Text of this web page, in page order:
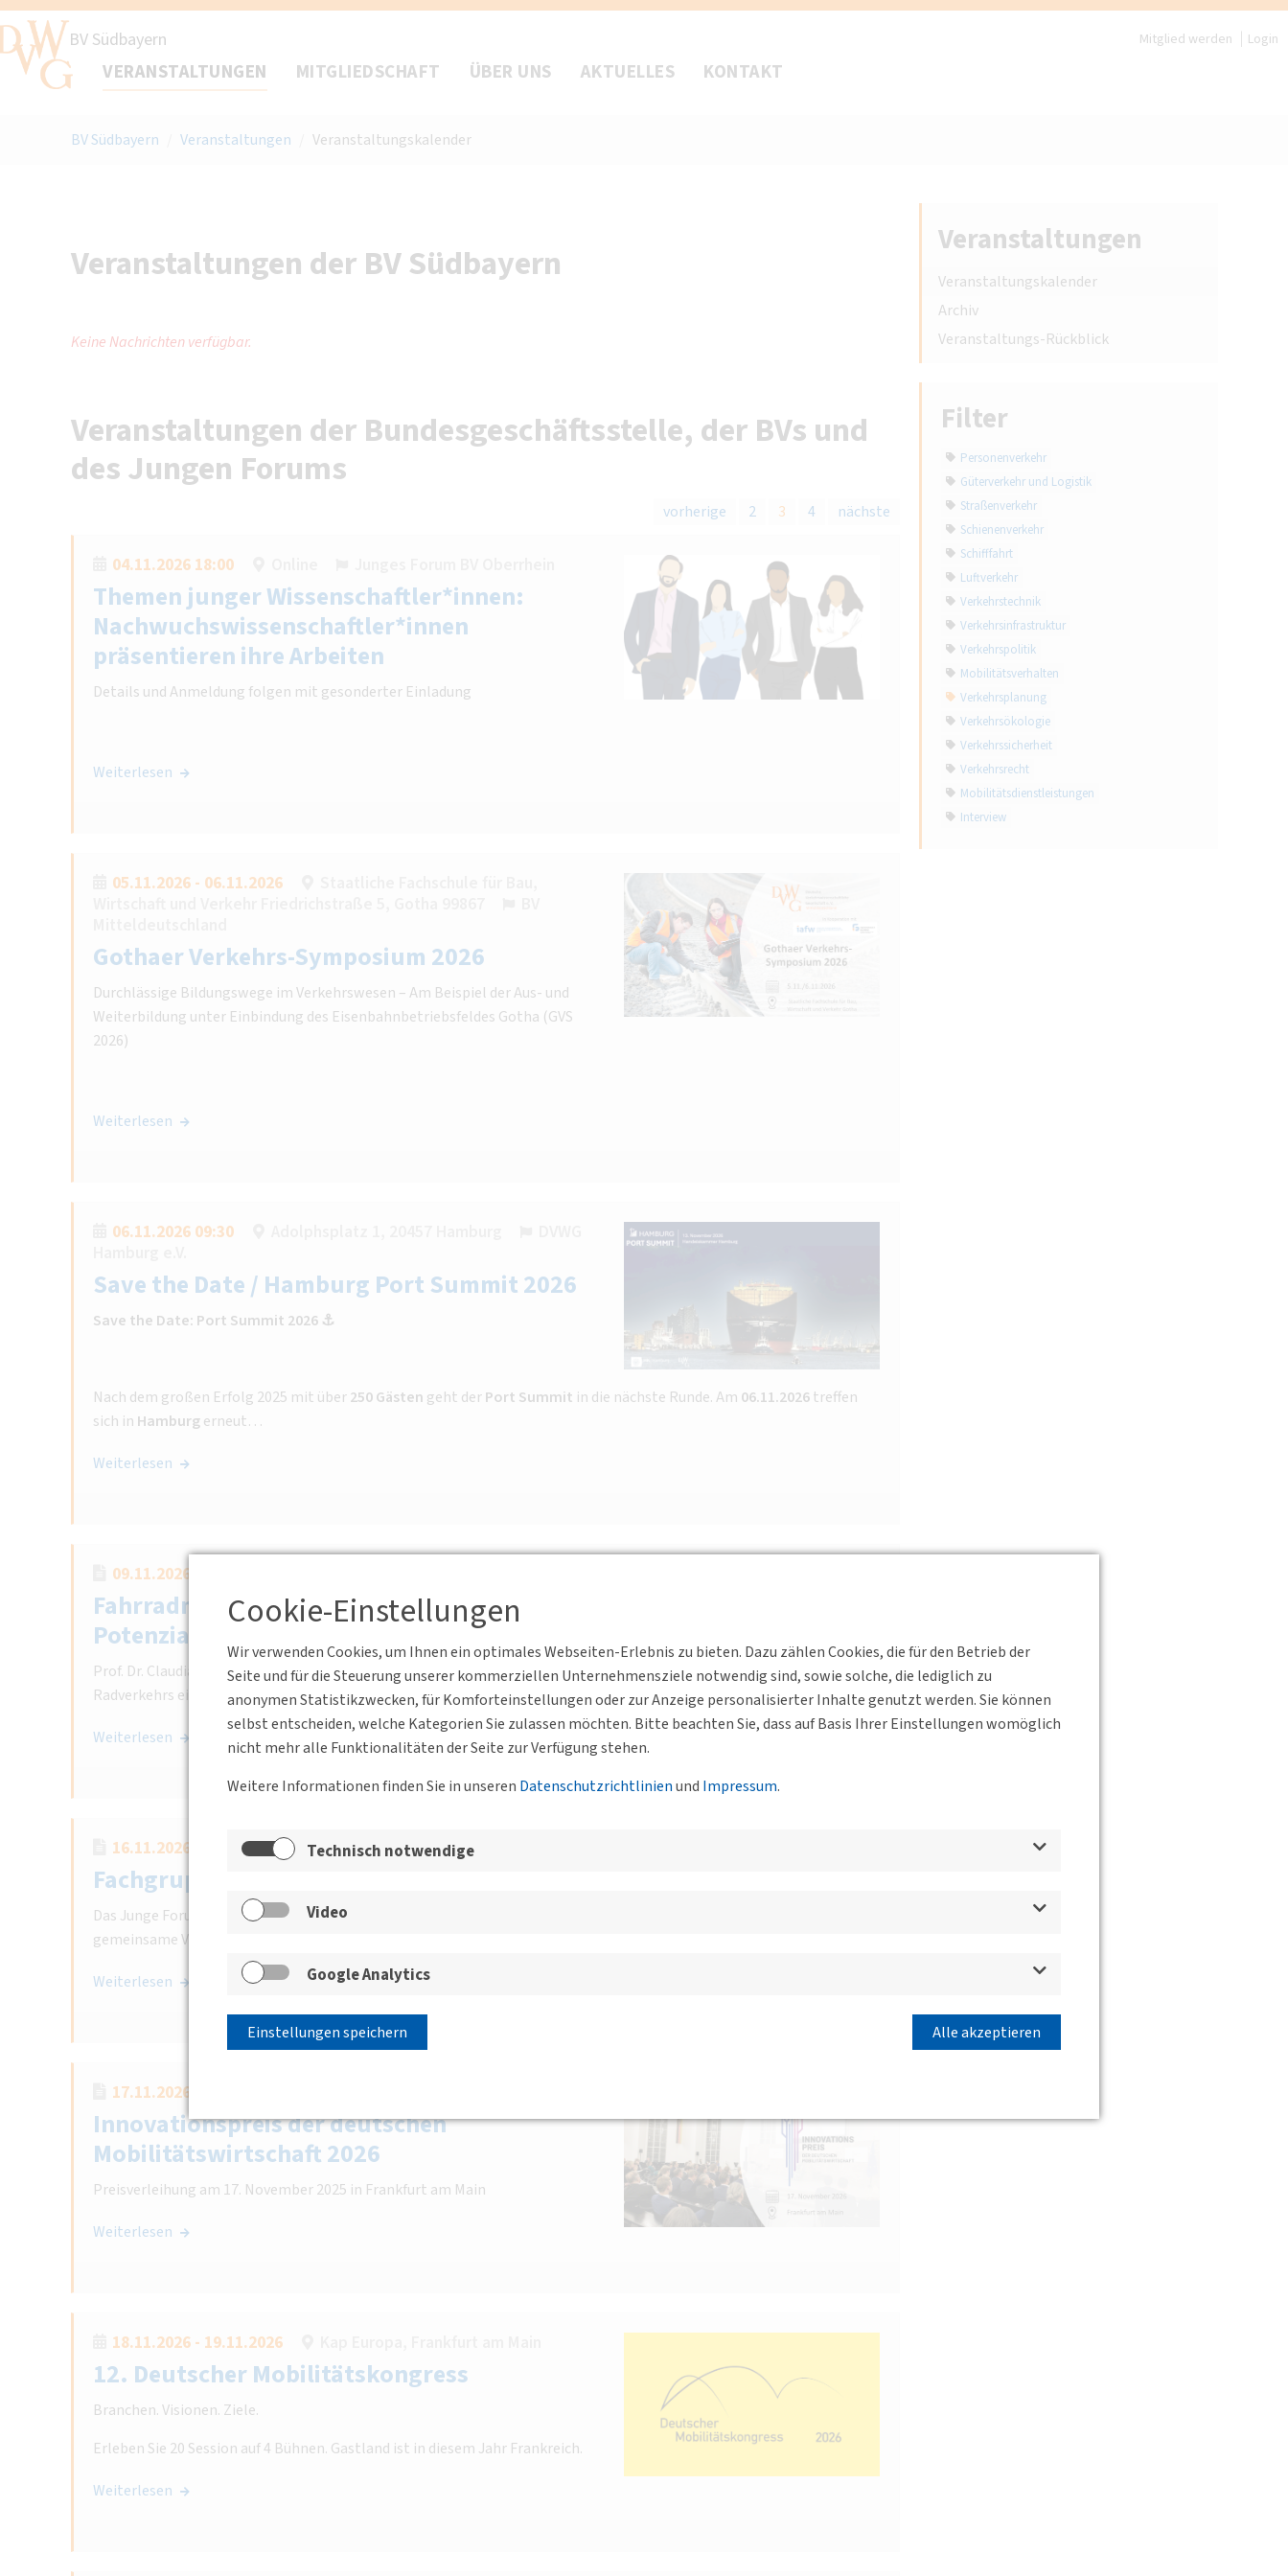
Cookie-Einstellungen
Wir verwenden Cookies, um Ihnen ein optimales Webseiten-Erlebnis zu bieten. Dazu zählen Cookies, die für den Betrieb der
Seite und für die Steuerung unserer kommerziellen Unternehmensziele notwendig sind, sowie solche, die lediglich zu
anonymen Statistikzwecken, für Komforteinstellungen oder zur Anzeige personalisierter Inhalte genutzt werden. Sie können
selbst entscheiden, welche Kategorien Sie zulassen möchten. Bitte beachten Sie, dass auf Basis Ihrer Einstellungen womöglich
nicht mehr alle Funktionalitäten der Seite zur Verfügung stehen.
Weitere Informationen finden Sie in unseren Datenschutzrichtlinienund Impressum.
Technisch notwendige
Video
Google Analytics
Einstellungen speichern Alle akzeptieren
BV Südbayern Mitglied werden Login
VERANSTALTUNGEN MITGLIEDSCHAFT ÜBER UNS AKTUELLES KONTAKT
BV Südbayern Veranstaltungen Veranstaltungskalender
Veranstaltungen der BV Südbayern
Keine Nachrichten verfügbar.
Veranstaltungen der Bundesgeschäftsstelle, der BVs und
des Jungen Forums
vorherige 2 3 4 nächste
04.11.2026 18:00
Themen junger Wissenschaftler*innen:
Nachwuchswissenschaftler*innen
präsentieren ihre Arbeiten
Details und Anmeldung folgen mit gesonderter Einladung
Weiterlesen
05.11.2026 - 06.11.2026
Gothaer Verkehrs-Symposium 2026
Durchlässige Bildungswege im Verkehrswesen – Am Beispiel der Aus- und
Weiterbildung unter Einbindung des Eisenbahnbetriebsfeldes Gotha (GVS
2026)
Weiterlesen
06.11.2026 09:30
Save the Date / Hamburg Port Summit 2026
Save the Date: Port Summit 2026 ⚓️
Nach dem großen Erfolg 2025 mit über250 Gästen geht derPort Summit in die nächste Runde. Am 06.11.2026treffen
sich in Hamburgerneut…
Weiterlesen
09.11.2026 17:30 - 19:00
Fahrradmobilität im Fokus: Einflussfaktoren, Nutzungsmuster und
Potenziale für die Verkehrswende
Prof. Dr. Claudia Hille, Professorin für Radverkehr an der Hochschule Karlsruhe, geht auf die verkehrlichen Effekte des
Radverkehrs ein.
Weiterlesen
16.11.2026 17:00 - 18:00 Online Junges Forum
Fachgruppe Junges Forum November
Das Junge Forum der DVWG trifft sich jeden dritten Montag im Monat online, um aktuelle Themen zu besprechen,
gemeinsame Veranstaltungen zu planen und um den fachlichen Austausch…
Weiterlesen
17.11.2026 15:00 - 18:00
Innovationspreis der deutschen
Mobilitätswirtschaft 2026
Preisverleihung am 17. November 2025 in Frankfurt am Main
Weiterlesen
18.11.2026 - 19.11.2026
12. Deutscher Mobilitätskongress
Branchen. Visionen. Ziele.
Erleben Sie 20 Session auf 4 Bühnen. Gastland ist in diesem Jahr Frankreich.
Weiterlesen
Veranstaltungen
Veranstaltungskalender
Archiv
Veranstaltungs-Rückblick
Filter
Personenverkehr
Güterverkehr und Logistik
Straßenverkehr
Schienenverkehr
Schifffahrt
Luftverkehr
Verkehrstechnik
Verkehrsinfrastruktur
Verkehrspolitik
Mobilitätsverhalten
Verkehrsplanung
Verkehrsökologie
Verkehrssicherheit
Verkehrsrecht
Mobilitätsdienstleistungen
Interview